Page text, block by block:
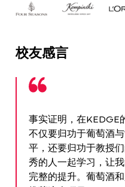
校友感言
事实证明，在KEDGE
不仅要归功于葡萄酒
平，还要归功于教授
秀的人一起学习，让
完整的提升。葡萄酒